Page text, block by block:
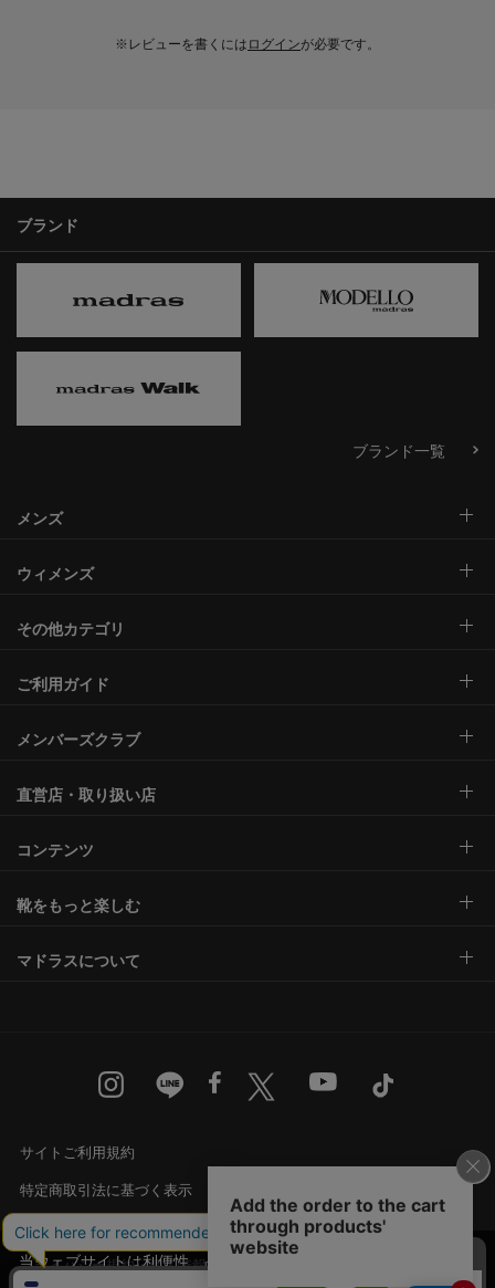
※レビューを書くには ログインが必要です。
ブランド
ブランド一覧
メンズ
ウィメンズ
その他カテゴリ
ご利用ガイド
メンバーズクラブ
直営店・取り扱い店
コンテンツ
靴をもっと楽しむ
マドラスについて
サイトご利用規約
特定商取引法に基づく表示
古物営業法に基づく表示
プライバシー規約・個人情報の取り扱い
当ウェブサイトは利便性、品質維持・向上を目的